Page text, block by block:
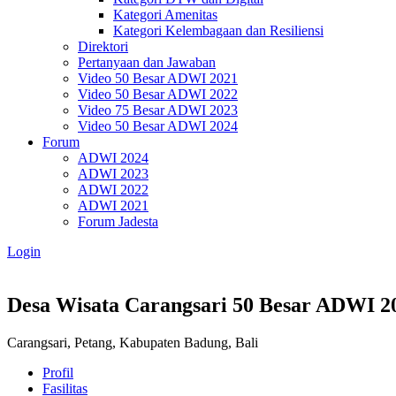
Kategori Amenitas
Kategori Kelembagaan dan Resiliensi
Direktori
Pertanyaan dan Jawaban
Video 50 Besar ADWI 2021
Video 50 Besar ADWI 2022
Video 75 Besar ADWI 2023
Video 50 Besar ADWI 2024
Forum
ADWI 2024
ADWI 2023
ADWI 2022
ADWI 2021
Forum Jadesta
Login
Desa Wisata Carangsari 50 Besar ADWI
Carangsari, Petang, Kabupaten Badung, Bali
Profil
Fasilitas